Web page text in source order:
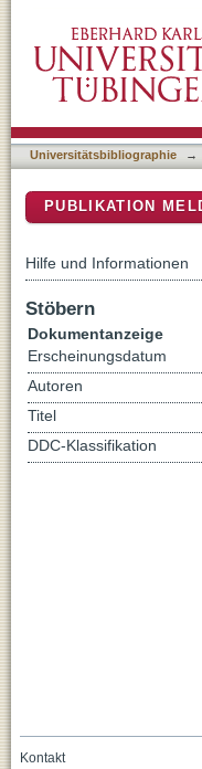
Peru
Universitätsbibliographie →
PUBLIKATION
Hilfe und Informationen
Stöbern
Dokumentanzeige
Erscheinungsdatum
Autoren
Titel
DDC-Klassifikation
Kontakt